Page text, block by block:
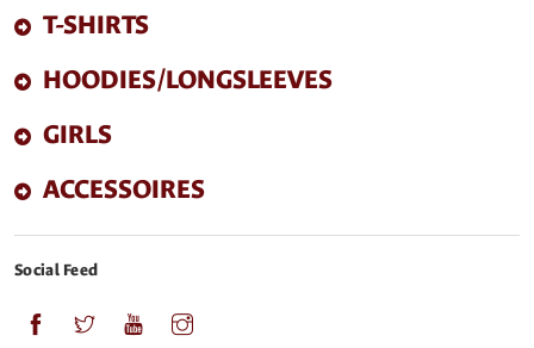
T-SHIRTS
HOODIES/LONGSLEEVES
GIRLS
ACCESSOIRES
Social Feed